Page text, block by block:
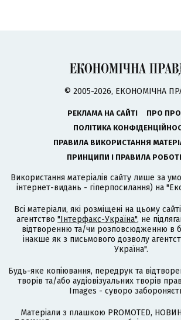
© 2005-2026, ЕКОНОМІЧНА
РЕКЛАМА НА САЙТІ
ПРО
ПОЛІТИКА
ПРАВИЛА ВИКОРИСТАННЯ
ПРИНЦИПИ І ПРАВИЛА
Використання матеріалів сайту лише за
інтернет-видань - гіперпосилання) на
Всі матеріали, які розміщені на цьому
агентство "Інтерфакс-Україна", не
відтворенню та/чи розповсюдженню в
інакше як з письмового дозволу
Україна".
Будь-яке копіювання, передрук та
творів та/або аудіовізуальних творів
Images - суворо
Матеріали з плашкою PROMOTED,